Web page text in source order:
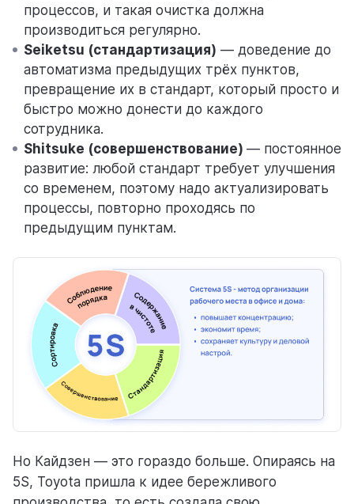
процессов, и такая очистка должна
производиться регулярно.
Seiketsu (стандартизация) — доведение до
автоматизма предыдущих трёх пунктов,
превращение их в стандарт, который просто и
быстро можно донести до каждого
сотрудника.
Shitsuke (совершенствование) — постоянное
развитие: любой стандарт требует улучшения
со временем, поэтому надо актуализировать
процессы, повторно проходясь по
предыдущим пунктам.
Но Кайдзен — это гораздо больше. Опираясь на
5S, Toyota пришла к идее бережливого